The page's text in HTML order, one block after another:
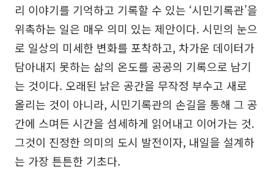
리 이야기를 기억하고 기록할 수 있는 ‘시민기록관’을
위촉하는 일은 매우 의미 있는 제안이다. 시민의 눈으
로 일상의 미세한 변화를 포착하고, 차가운 데이터가
담아내지 못하는 삶의 온도를 공공의 기록으로 남기
는 것이다. 오래된 낡은 공간을 무작정 부수고 새로
올리는 것이 아니라, 시민기록관의 손길을 통해 그 공
간에 스며든 시간을 섬세하게 읽어내고 이어가는 것.
그것이 진정한 의미의 도시 발전이자, 내일을 설계하
는 가장 튼튼한 기초다.